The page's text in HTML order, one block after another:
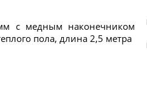
с медным наконечником
пола, длина 2,5 метра